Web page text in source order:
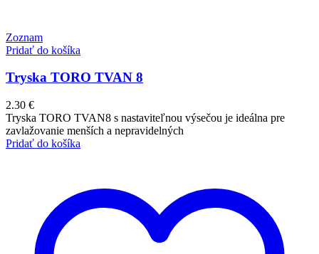
Zoznam
Pridať do košíka
Tryska TORO TVAN 8
2.30 €
Tryska TORO TVAN8 s nastaviteľnou výsečou je ideálna pre
zavlažovanie menších a nepravidelných
Pridať do košíka